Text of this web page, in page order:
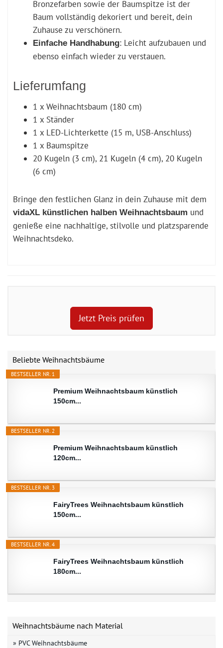
Bronzefarben sowie der Baumspitze ist der
Baum vollständig dekoriert und bereit, dein
Zuhause zu verschönern.
Einfache Handhabung: Leicht aufzubauen und
ebenso einfach wieder zu verstauen.
Lieferumfang
1 x Weihnachtsbaum (180 cm)
1 x Ständer
1 x LED-Lichterkette (15 m, USB-Anschluss)
1 x Baumspitze
20 Kugeln (3 cm), 21 Kugeln (4 cm), 20 Kugeln
(6 cm)
Bringe den festlichen Glanz in dein Zuhause mit dem
vidaXL künstlichen halben Weihnachtsbaum und
genieße eine nachhaltige, stilvolle und platzsparende
Weihnachtsdeko.
Jetzt Preis prüfen
Beliebte Weihnachtsbäume
BESTSELLER NR. 1
Premium Weihnachtsbaum künstlich
150cm...
BESTSELLER NR. 2
Premium Weihnachtsbaum künstlich
120cm...
BESTSELLER NR. 3
FairyTrees Weihnachtsbaum künstlich
150cm...
BESTSELLER NR. 4
FairyTrees Weihnachtsbaum künstlich
180cm...
Weihnachtsbäume nach Material
» PVC Weihnachtsbäume